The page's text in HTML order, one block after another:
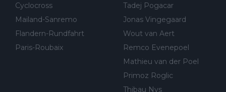
Cyclocross
Mailand-Sanremo
Flandern-Rundfahrt
Paris-Roubaix
Tadej Pogacar
Jonas Vingegaard
Wout van Aert
Remco Evenepoel
Mathieu van der Poel
Primoz Roglic
Thibau Nys